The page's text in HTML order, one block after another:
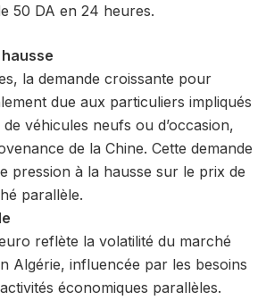
50 DA en 24 heures.
la demande croissante pour
due aux particuliers impliqués
véhicules neufs ou d’occasion,
de la Chine. Cette demande
pression à la hausse sur le prix de
parallèle.
reflète la volatilité du marché
Algérie, influencée par les besoins
économiques parallèles.